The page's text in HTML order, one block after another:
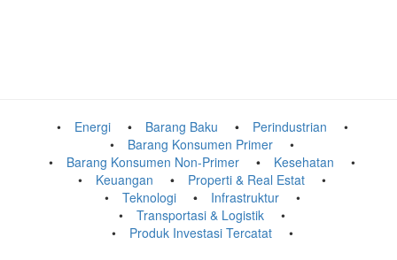
Energi Barang Baku
Perindustrian
Barang Konsumen Primer
Barang Konsumen Non-Primer
Kesehatan
Keuangan
Properti & Real Estat
Teknologi
Infrastruktur
Transportasi & Logistik
Produk Investasi Tercatat